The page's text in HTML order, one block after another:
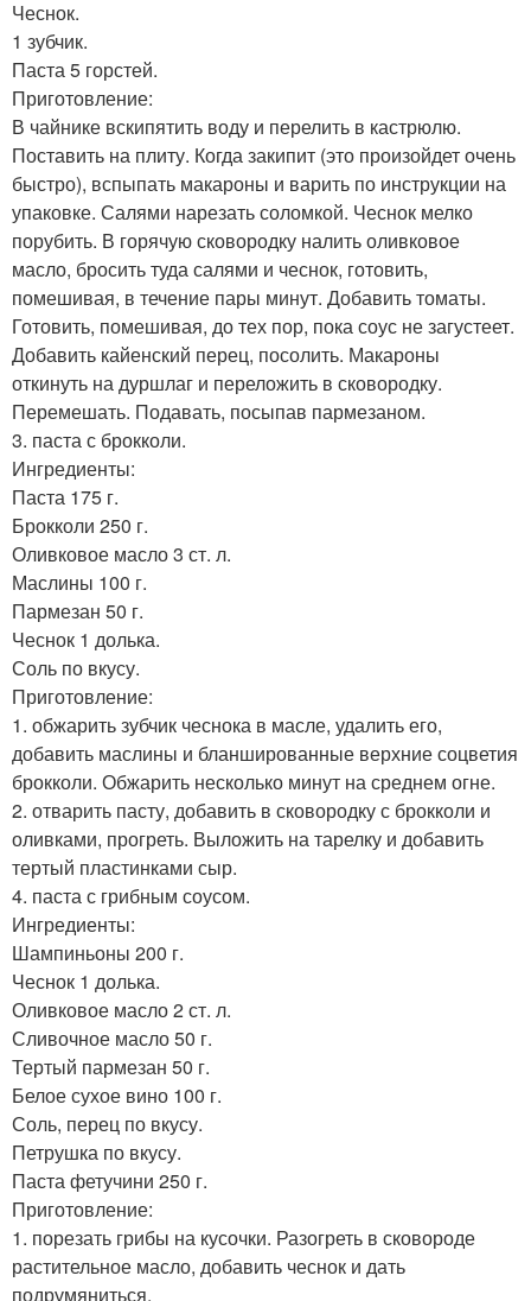
Чеснок.
1 зубчик.
Паста 5 горстей.
Приготовление:
В чайнике вскипятить воду и перелить в кастрюлю.
Поставить на плиту. Когда закипит (это произойдет очень
быстро), вспыпать макароны и варить по инструкции на
упаковке. Салями нарезать соломкой. Чеснок мелко
порубить. В горячую сковородку налить оливковое
масло, бросить туда салями и чеснок, готовить,
помешивая, в течение пары минут. Добавить томаты.
Готовить, помешивая, до тех пор, пока соус не загустеет.
Добавить кайенский перец, посолить. Макароны
откинуть на дуршлаг и переложить в сковородку.
Перемешать. Подавать, посыпав пармезаном.
3. паста с брокколи.
Ингредиенты:
Паста 175 г.
Брокколи 250 г.
Оливковое масло 3 ст. л.
Маслины 100 г.
Пармезан 50 г.
Чеснок 1 долька.
Соль по вкусу.
Приготовление:
1. обжарить зубчик чеснока в масле, удалить его,
добавить маслины и бланшированные верхние соцветия
брокколи. Обжарить несколько минут на среднем огне.
2. отварить пасту, добавить в сковородку с брокколи и
оливками, прогреть. Выложить на тарелку и добавить
тертый пластинками сыр.
4. паста с грибным соусом.
Ингредиенты:
Шампиньоны 200 г.
Чеснок 1 долька.
Оливковое масло 2 ст. л.
Сливочное масло 50 г.
Тертый пармезан 50 г.
Белое сухое вино 100 г.
Соль, перец по вкусу.
Петрушка по вкусу.
Паста фетучини 250 г.
Приготовление:
1. порезать грибы на кусочки. Разогреть в сковороде
растительное масло, добавить чеснок и дать
подрумяниться.